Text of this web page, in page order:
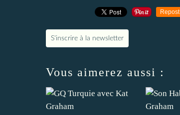
Repost
S'inscrire à la newsletter
Vous aimerez aussi :